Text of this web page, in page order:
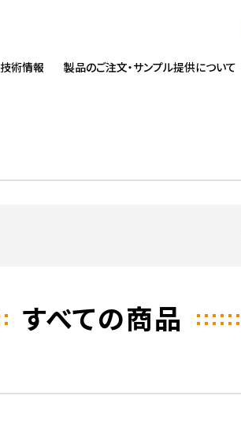
技術情報 製品のご注文・サンプル提供について
すべての商品